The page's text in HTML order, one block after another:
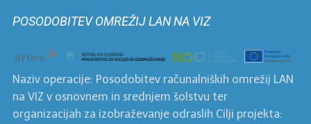
POSODOBITEV OMREŽIJ LAN NA VIZ
Naziv operacije: Posodobitev računalniških omrežij LAN
na VIZ v osnovnem in srednjem šolstvu ter
organizacijah za izobraževanje odraslih Cilji projekta: